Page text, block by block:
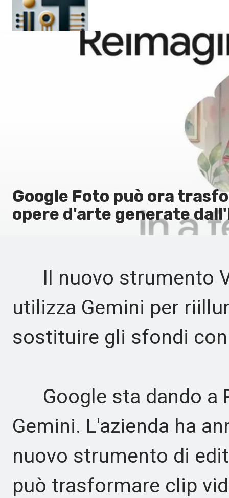
Google Foto può ora
opere d'arte generate
Il nuovo strumento
utilizza Gemini per
sostituire gli sfondi
Google sta dando a
Gemini. L'azienda ha
nuovo strumento di
può trasformare clip